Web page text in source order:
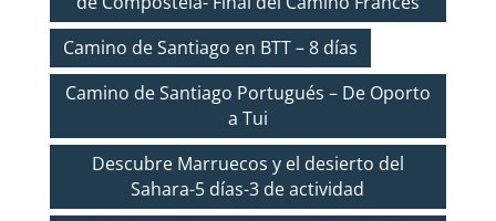
Camino de Santiago en BTT – 8 días
Camino de Santiago Portugués – De Oporto
a Tui
Descubre Marruecos y el desierto del
Sahara-5 días-3 de actividad